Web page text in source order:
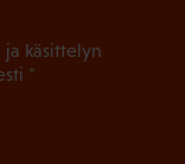
käsittelyn
*